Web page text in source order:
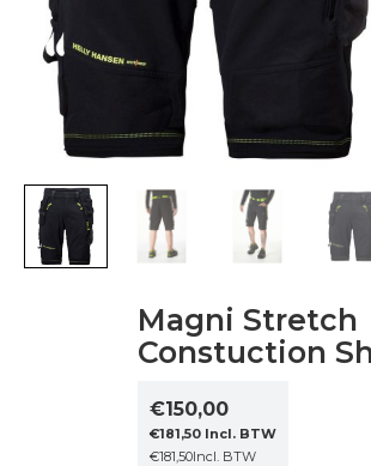
Magni Stretch
Constuction
€150,00
€181,50 Incl. BTW
€181,50Incl. BTW